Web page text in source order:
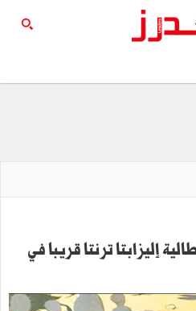
إليزابتا ترنتا قريبا في